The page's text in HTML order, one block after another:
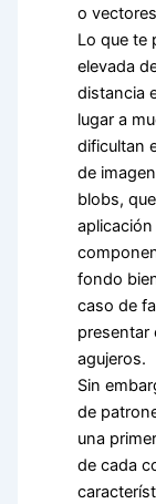
o
Lo que te
elevada
distancia
lugar a
dificultan
de
blobs,
fondo
caso de
presentar
agujeros.
Sin
de
una
de cada